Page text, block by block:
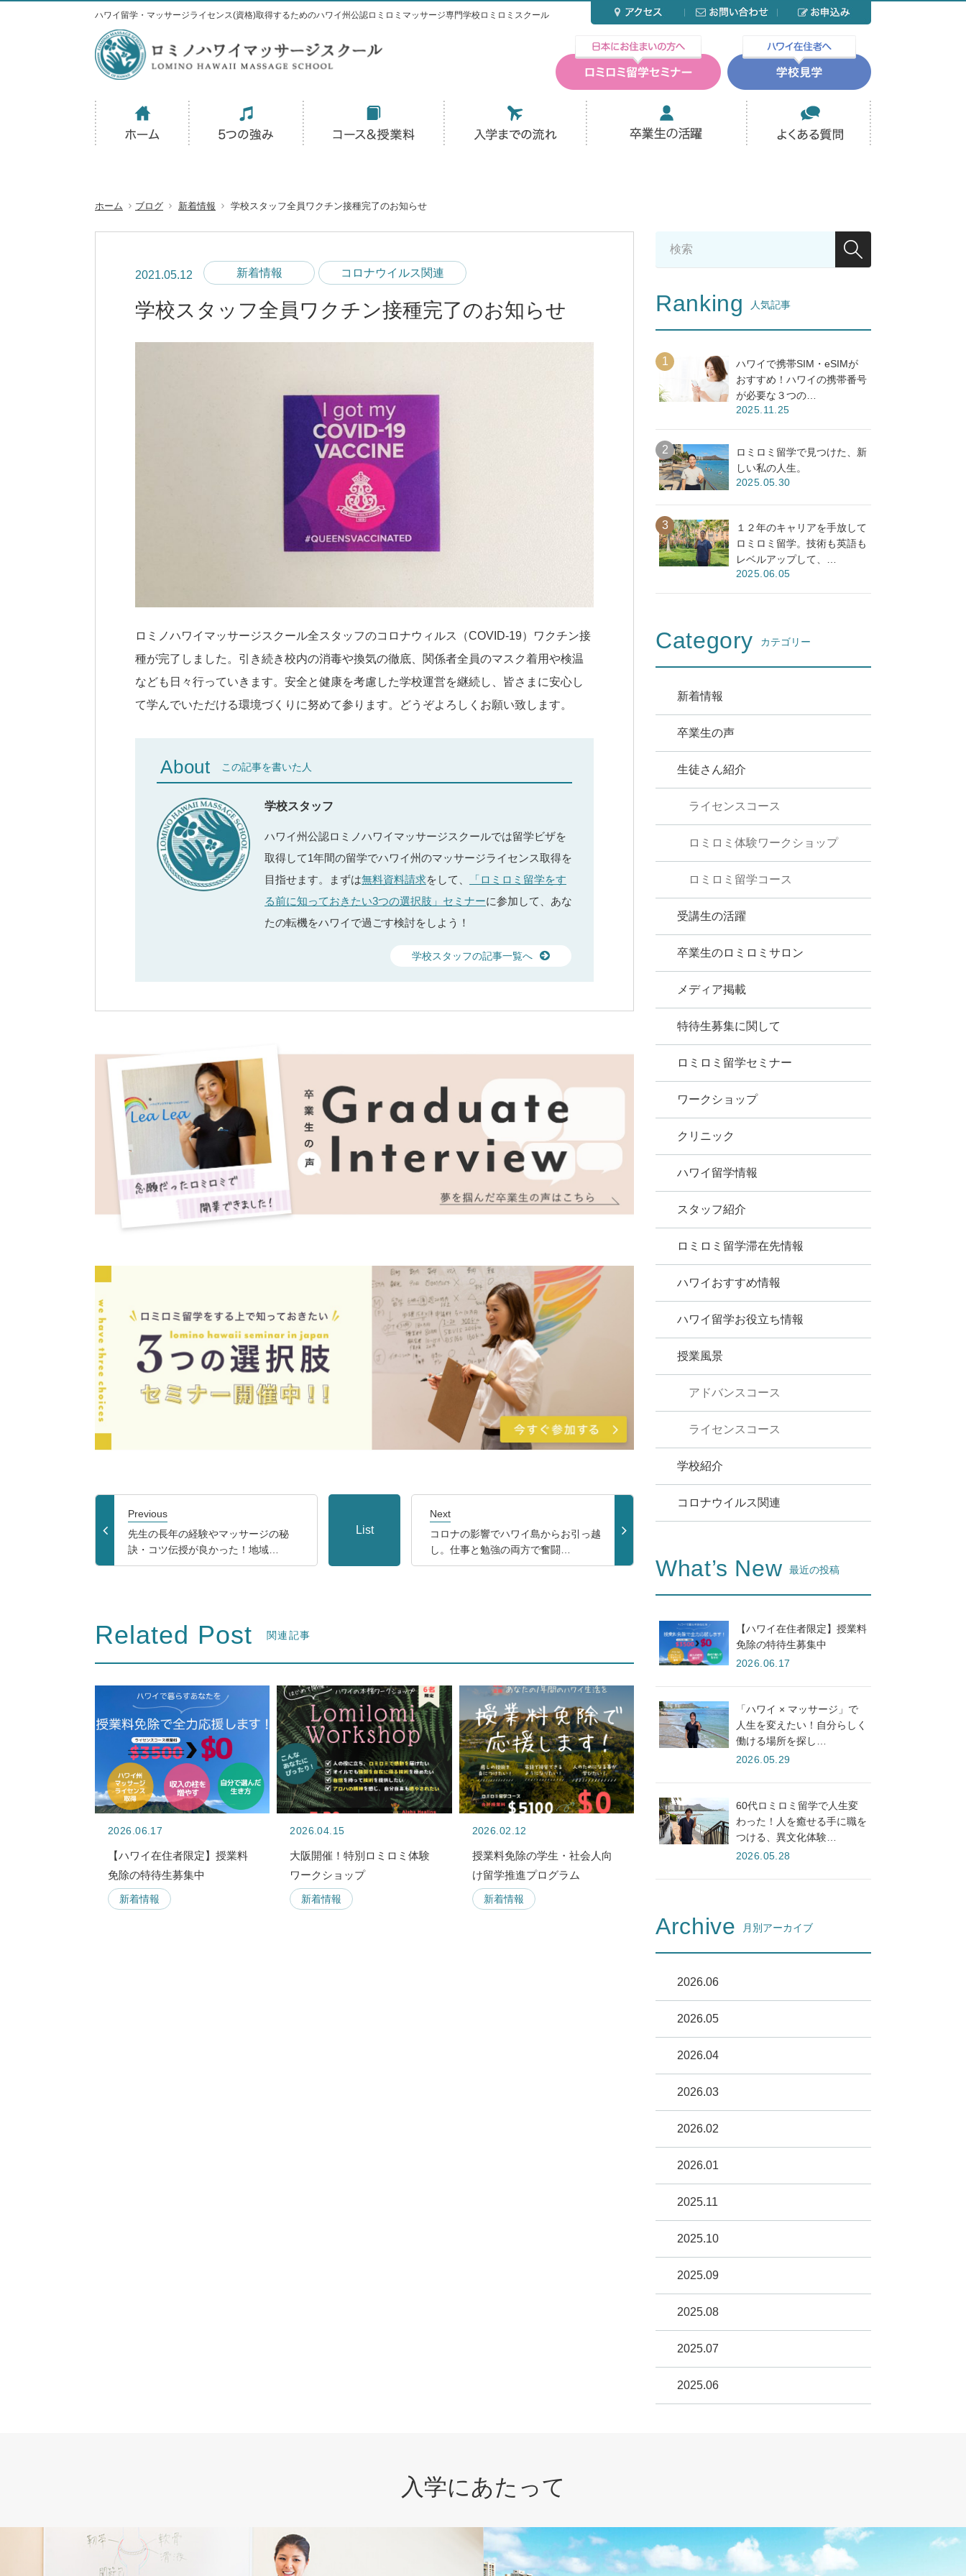
ハワイ留学・マッサージライセンス(資格)取得するためのハワイ州公認ロミロミマッサージ専門学校ロミロミスクール
ホーム ブログ 新着情報 学校スタッフ全員ワクチン接種完了のお知らせ
2021.05.12 新着情報 コロナウイルス関連
学校スタッフ全員ワクチン接種完了のお知らせ
ロミノハワイマッサージスクール全スタッフのコロナウィルス（COVID-19）ワクチン接
種が完了しました。引き続き校内の消毒や換気の徹底、関係者全員のマスク着用や検温
なども日々行っていきます。安全と健康を考慮した学校運営を継続し、皆さまに安心し
て学んでいただける環境づくりに努めて参ります。どうぞよろしくお願い致します。
About この記事を書いた人
学校スタッフ
ハワイ州公認ロミノハワイマッサージスクールでは留学ビザを
取得して1年間の留学でハワイ州のマッサージライセンス取得を
目指せます。まずは無料資料請求をして、
「ロミロミ留学をす
る前に知っておきたい3つの選択肢」セミナーに参加して、あな
たの転機をハワイで過ごす検討をしよう！
学校スタッフの記事一覧へ
Previous
先生の長年の経験やマッサージの秘
訣・コツ伝授が良かった！地域…
List
Next
コロナの影響でハワイ島からお引っ越
し。仕事と勉強の両方で奮闘…
Related Post 関連記事
2026.06.17
【ハワイ在住者限定】授業料
免除の特待生募集中
新着情報
2026.04.15
大阪開催！特別ロミロミ体験
ワークショップ
新着情報
2026.02.12
授業料免除の学生・社会人向
け留学推進プログラム
新着情報
Ranking 人気記事
ハワイで携帯SIM・eSIMが
おすすめ！ハワイの携帯番号
が必要な３つの…
2025.11.25
ロミロミ留学で見つけた、新
しい私の人生。
2025.05.30
１２年のキャリアを手放して
ロミロミ留学。技術も英語も
レベルアップして、…
2025.06.05
Category カテゴリー
新着情報
卒業生の声
生徒さん紹介
ライセンスコース
ロミロミ体験ワークショップ
ロミロミ留学コース
受講生の活躍
卒業生のロミロミサロン
メディア掲載
特待生募集に関して
ロミロミ留学セミナー
ワークショップ
クリニック
ハワイ留学情報
スタッフ紹介
ロミロミ留学滞在先情報
ハワイおすすめ情報
ハワイ留学お役立ち情報
授業風景
アドバンスコース
ライセンスコース
学校紹介
コロナウイルス関連
What’s New 最近の投稿
【ハワイ在住者限定】授業料
免除の特待生募集中
2026.06.17
「ハワイ × マッサージ」で
人生を変えたい！自分らしく
働ける場所を探し…
2026.05.29
60代ロミロミ留学で人生変
わった！人を癒せる手に職を
つける、異文化体験…
2026.05.28
Archive 月別アーカイブ
2026.06
2026.05
2026.04
2026.03
2026.02
2026.01
2025.11
2025.10
2025.09
2025.08
2025.07
2025.06
入学にあたって